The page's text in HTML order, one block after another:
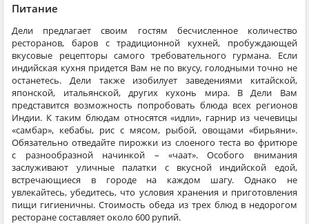
Питание
Дели предлагает своим гостям бесчисленное количество
ресторанов, баров с традиционной кухней, пробуждающей
вкусовые рецепторы самого требовательного гурмана. Если
индийская кухня придется Вам не по вкусу, голодными точно не
останетесь. Дели также изобилует заведениями китайской,
японской, итальянской, других кухонь мира. В Дели Вам
представится возможность попробовать блюда всех регионов
Индии. К таким блюдам относятся «идли», гарнир из чечевицы
«самбар», кебабы, рис с мясом, рыбой, овощами «бирьяни».
Обязательно отведайте пирожки из слоеного теста во фритюре
с разнообразной начинкой – «чаат». Особого внимания
заслуживают уличные палатки с вкусной индийской едой,
встречающиеся в городе на каждом шагу. Однако не
увлекайтесь, убедитесь, что условия хранения и приготовления
пищи гигиеничны. Стоимость обеда из трех блюд в недорогом
ресторане составляет около 600 рупий.